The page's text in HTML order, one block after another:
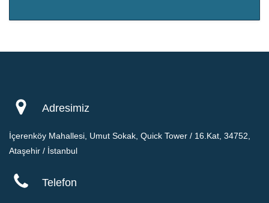
Adresimiz
İçerenköy Mahallesi, Umut Sokak, Quick Tower / 16.Kat, 34752,
Ataşehir / İstanbul
Telefon